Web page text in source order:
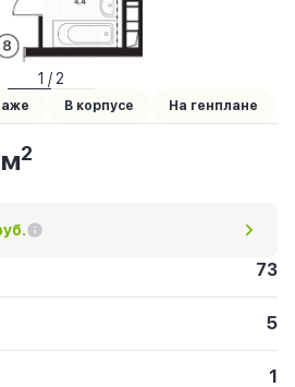
1 / 2
В корпусе На генплане
2
73
5
1